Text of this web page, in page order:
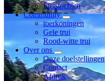
Fietstochten
Community
toerkoningen
Gele trui
Rood-witte trui
Over ons
Onze doelstellingen
Contact
Afdruk